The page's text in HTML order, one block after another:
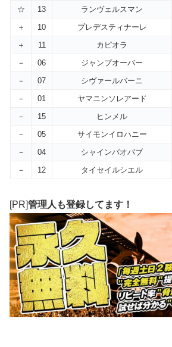
☆
13 ランヴェルスマン
＋
10 プレデスティナーレ
＋
11 カピオラ
－
06 ジャンプオーバー
－
07 シヴァールバーニ
－
01 ヤマニンソレアード
－
15 ヒンメル
－
05 サイモンイロハニー
－
04 シャインバオバブ
－
12 タイセイルシエル
[PR]管理人も登録してます！